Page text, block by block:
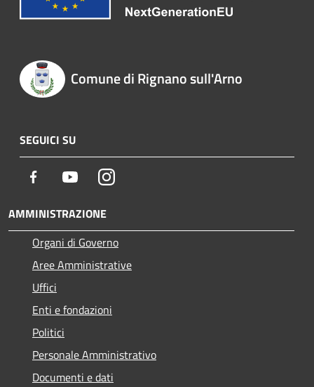
Comune di Rignano sull'Arno
SEGUICI SU
Facebook YoutubeInstagram
AMMINISTRAZIONE
Organi di Governo
Aree Amministrative
Uffici
Enti e fondazioni
Politici
Personale Amministrativo
Documenti e dati